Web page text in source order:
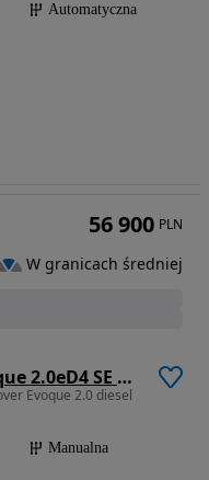
Automatyczna
Land Rover Range Rover Evoque 2.0eD4 SE Dynamic
Evoque 2.0 diesel
Manualna
56 900 PLN
W granicach średniej